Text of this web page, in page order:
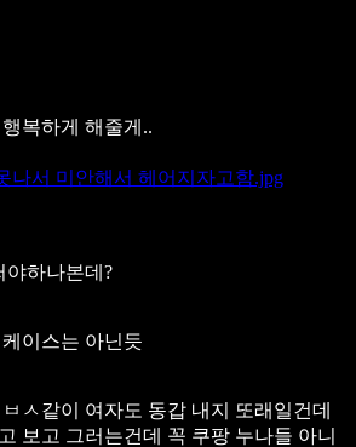
행복하게 해줄게..
나서 미안해서 헤어지자고함.jpg
야하나본데?
이스는 아닌듯
ㅅ같이
여자도 동갑 내지 또래일건데
보고 그러는건데 꼭 쿠팡 누나들 아니